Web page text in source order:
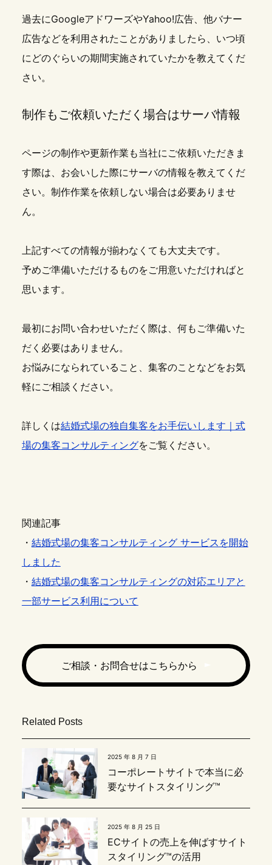
過去にGoogleアドワーズやYahoo!広告、他バナー
広告などを利用されたことがありましたら、いつ頃
にどのぐらいの期間実施されていたかを教えてくだ
さい。
制作もご依頼いただく場合はサーバ情報
ページの制作や更新作業も当社にご依頼いただきま
す際は、お会いした際にサーバの情報を教えてくだ
さい。制作作業を依頼しない場合は必要ありませ
ん。
上記すべての情報が揃わなくても大丈夫です。
予めご準備いただけるものをご用意いただければと
思います。
最初にお問い合わせいただく際は、何もご準備いた
だく必要はありません。
お悩みになられていること、集客のことなどをお気
軽にご相談ください。
詳しくは結婚式場の独自集客をお手伝いします｜式
場の集客コンサルティングをご覧ください。
関連記事
・ 結婚式場の集客コンサルティング サービスを開始
しました
・ 結婚式場の集客コンサルティングの対応エリアと
一部サービス利用について
ご相談・お問合せはこちらから
Related Posts
2025 年 8 月 7 日
コーポレートサイトで本当に必
要なサイトスタイリング™
2025 年 8 月 25 日
ECサイトの売上を伸ばすサイト
スタイリング™の活用